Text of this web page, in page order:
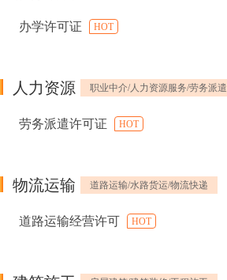
办学许可证 HOT
人力资源 职业中介/人力资源服务/劳务派遣
劳务派遣许可证 HOT
物流运输 道路运输/水路货运/物流快递
道路运输经营许可 HOT